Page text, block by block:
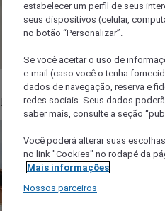
única
estabelecer um perfil de seus
seus dispositivos (celular,
no botão “Personalizar”.
Se você aceitar o uso de
e-mail (caso você o tenha
dados de navegação, reserva e
redes sociais. Seus dados
saber mais, consulte a seção
Você poderá alterar suas
no link "Cookies" no rodapé da
Mais informações
Nossos parceiros